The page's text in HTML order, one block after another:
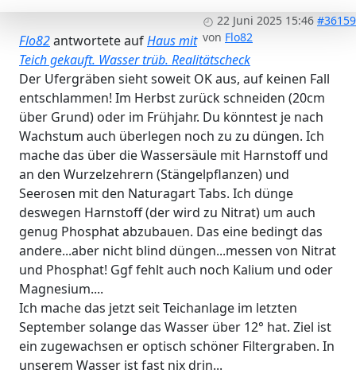
22 Juni 2025 15:46 #36159
von Flo82
Flo82antwortete aufHaus mit
Teich gekauft. Wasser trüb. Realitätscheck
Der Ufergräben sieht soweit OK aus, auf keinen Fall
entschlammen! Im Herbst zurück schneiden (20cm
über Grund) oder im Frühjahr. Du könntest je nach
Wachstum auch überlegen noch zu zu düngen. Ich
mache das über die Wassersäule mit Harnstoff und
an den Wurzelzehrern (Stängelpflanzen) und
Seerosen mit den Naturagart Tabs. Ich dünge
deswegen Harnstoff (der wird zu Nitrat) um auch
genug Phosphat abzubauen. Das eine bedingt das
andere...aber nicht blind düngen...messen von Nitrat
und Phosphat! Ggf fehlt auch noch Kalium und oder
Magnesium....
Ich mache das jetzt seit Teichanlage im letzten
September solange das Wasser über 12° hat. Ziel ist
ein zugewachsen er optisch schöner Filtergraben. In
unserem Wasser ist fast nix drin...